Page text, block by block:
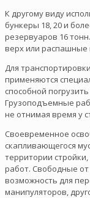
К другому виду
бункеры 18, 20 и
резервуаров 16
верх или распашные
Для
применяются
способной
Грузоподъемные
не отнимая время у
Своевременное
скапливающегося
территории
работ. Свободные
возможность для
манипуляторов,